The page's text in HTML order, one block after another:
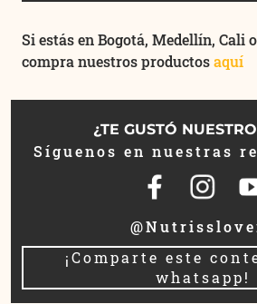
Si estás en Bogotá, Medellín, Cali
compra nuestros productosaquí
¿TE GUSTÓ
Síguenos en nuestras
¡Comparte este
whatsapp!